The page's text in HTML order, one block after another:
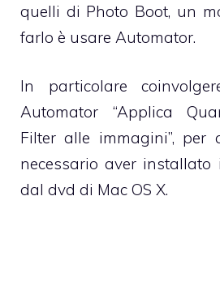
quelli di Photo Boot, un
farlo è usare Automator.
In particolare
Automator “Applica
Filter alle immagini”, per
necessario aver installato
dal dvd di Mac OS X.